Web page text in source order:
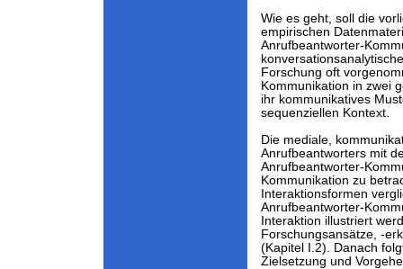
Wie es geht, soll die
empirischen
Anrufbeantworter-
Forschung oft
Kommunikation in zwei
ihr kommunikatives
sequenziellen Kontext.
Die mediale,
Anrufbeantworters mit
Anrufbeantworter-
Kommunikation zu
Interaktionsformen
Anrufbeantworter-
Interaktion illustriert
Forschungsansätze, -
(Kapitel I.2). Danach
Zielsetzung und